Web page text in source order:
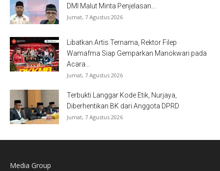
DMI Malut Minta Penjelasan...
Jumat, 7 Agustus 2026
Libatkan Artis Ternama, Rektor Filep
Wamafma Siap Gemparkan Manokwari pada
Acara...
Jumat, 7 Agustus 2026
Terbukti Langgar Kode Etik, Nurjaya,
Diberhentikan BK dari Anggota DPRD
Jumat, 7 Agustus 2026
Media Group